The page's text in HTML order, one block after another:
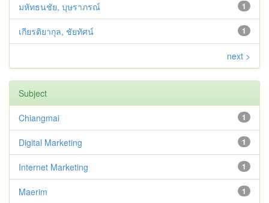
1
มหัทธนชัย, บุษราภรณ์
1
เกียรติยากุล, ชัยทัศน์
next >
Subject
1
Chiangmai
1
Digital Marketing
1
Internet Marketing
1
Maerim